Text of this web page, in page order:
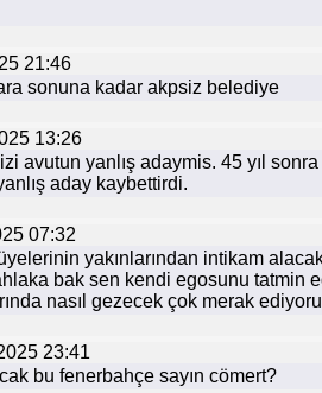
21:46
sonuna kadar akpsiz belediye
13:26
avutun yanlış adaymis. 45 yıl
aday kaybettirdi.
07:32
yakınlarından intikam
bak sen kendi egosunu tatmin
nasıl gezecek çok merak
23:41
bu fenerbahçe sayın cömert?